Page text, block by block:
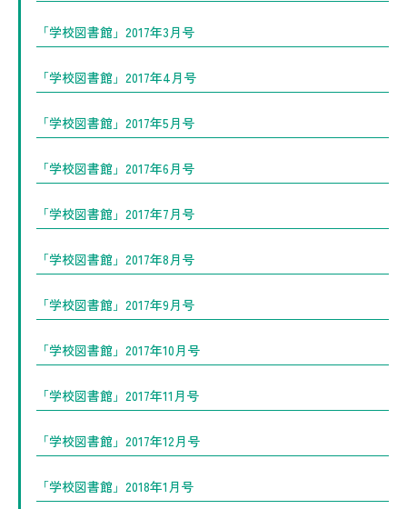
「学校図書館」2017年3月号
「学校図書館」2017年4月号
「学校図書館」2017年5月号
「学校図書館」2017年6月号
「学校図書館」2017年7月号
「学校図書館」2017年8月号
「学校図書館」2017年9月号
「学校図書館」2017年10月号
「学校図書館」2017年11月号
「学校図書館」2017年12月号
「学校図書館」2018年1月号